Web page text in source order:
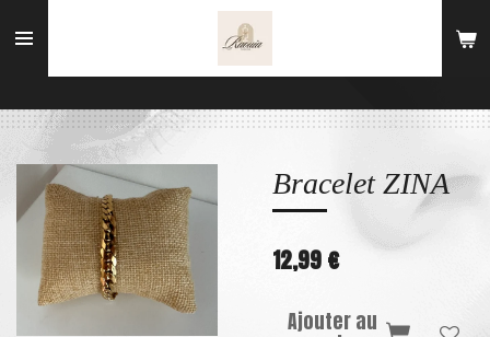
au
Bracelet ZINA
12,99 €
Ajouter au